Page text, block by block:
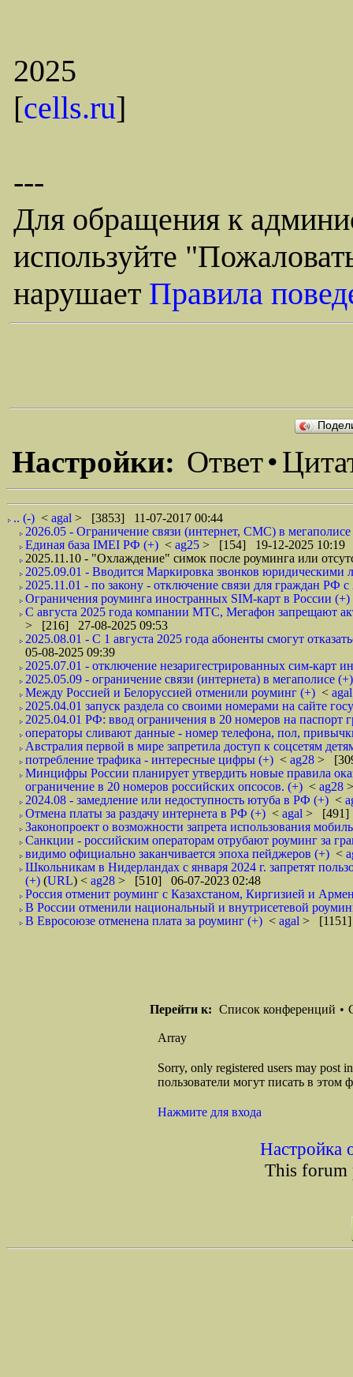
2025
[cells.ru]
---
Для обращения к
используйте
нарушает Правила
Настройки: Ответ•
.. (-) < agal > [3853] 11-07-2017 00:44
2026.05 - Ограничение связи (интернет, СМС) в
Единая база IMEI РФ (+) < ag25 > [154] 19-12-2025 10:19
2025.11.10 - "Охлаждение" симок после роуминга или
2025.09.01 - Вводится Маркировка звонков юридическими
2025.11.01 - по закону - отключение связи для граждан РФ
Ограничения роуминга иностранных SIM-карт в России (+)
С августа 2025 года компании МТС, Мегафон запрещают
> [216] 27-08-2025 09:53
2025.08.01 - С 1 августа 2025 года абоненты смогут
05-08-2025 09:39
2025.07.01 - отключение незаригестрированных сим-карт
2025.05.09 - ограничение связи (интернета) в мегаполисе (+)
Между Россией и Белоруссией отменили роуминг (+) <
2025.04.01 запуск раздела со своими номерами на сайте
2025.04.01 РФ: ввод ограничения в 20 номеров на паспорт
операторы сливают данные - номер телефона, пол,
Австралия первой в мире запретила доступ к соцсетям
потребление трафика - интересные цифры (+) < ag28 >
Минцифры России планирует утвердить новые правила
ограничение в 20 номеров российских опсосов. (+) < ag28
2024.08 - замедление или недоступность ютуба в РФ (+) <
Отмена платы за раздачу интернета в РФ (+) < agal > [491]
Законопроект о возможности запрета использования
Санкции - российским операторам отрубают роуминг за
видимо официально заканчивается эпоха пейджеров (+) <
Школьникам в Нидерландах с января 2024 г. запретят
(+) (URL) < ag28 > [510] 06-07-2023 02:48
Россия отменит роуминг c Казахстаном, Киргизией и
В России отменили национальный и внутрисетевой
В Евросоюзе отменена плата за роуминг (+) < agal > [1151]
Перейти к: Список конференций •
Array
Sorry, only registered users may post
пользователи могут писать в этом
Нажмите для входа
Настройка
This